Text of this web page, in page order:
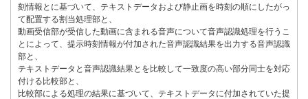
刻情報とに基づいて、テキストデータおよび静止画を時刻の順にしたがっ
て配置する割当処理部と、
動画受信部が受信した動画に含まれる音声について音声認識処理を行うこ
とによって、提示時刻情報が付加された音声認識結果を出力する音声認識
部と、
テキストデータと音声認識結果とを比較して一致度の高い部分同士を対応
付ける比較部と、
比較部による処理の結果に基づいて、テキストデータに付加されていた提